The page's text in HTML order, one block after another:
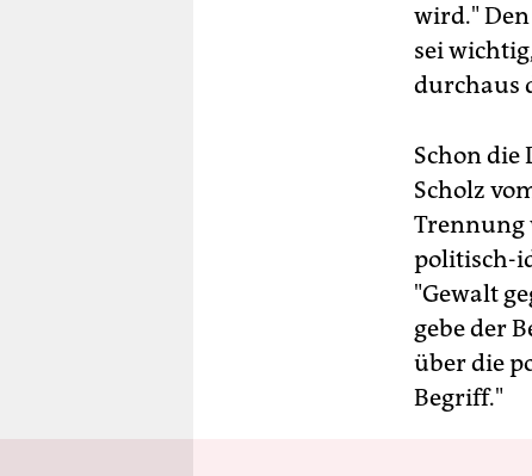
wird."
sei
durchaus
Schon
Scholz
Trennung
politisch-
"Gewalt
gebe der
über die
Begriff."